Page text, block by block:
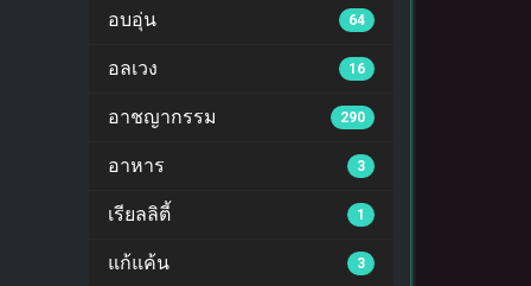
อบอุ่น 64
อลเวง 16
อาชญากรรม 290
อาหาร 3
เรียลลิตี้ 1
แก้แค้น 3